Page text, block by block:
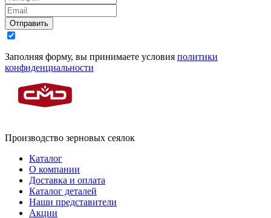
Отправить
Заполняя форму, вы принимаете условия политики
конфиденциальности
Производство зерновых сеялок
Каталог
О компании
Доставка и оплата
Каталог деталей
Наши представители
Акции